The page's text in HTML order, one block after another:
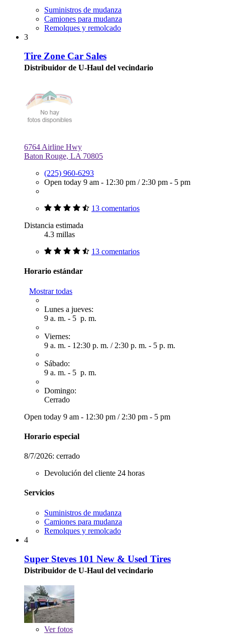
Suministros de mudanza
Camiones para mudanza
Remolques y remolcado
3
Tire Zone Car Sales
Distribuidor de U-Haul del vecindario
6764 Airline Hwy
Baton Rouge, LA 70805
(225) 960-6293
Open today 9 am - 12:30 pm / 2:30 pm - 5 pm
13 comentarios
Distancia estimada
4.3 millas
13 comentarios
Horario estándar
Mostrar todas
Lunes a jueves:
9 a. m. - 5 p. m.
Viernes:
9 a. m. - 12:30 p. m. / 2:30 p. m. - 5 p. m.
Sábado:
9 a. m. - 5 p. m.
Domingo:
Cerrado
Open today 9 am - 12:30 pm / 2:30 pm - 5 pm
Horario especial
8/7/2026: cerrado
Devolución del cliente 24 horas
Servicios
Suministros de mudanza
Camiones para mudanza
Remolques y remolcado
4
Super Steves 101 New & Used Tires
Distribuidor de U-Haul del vecindario
Verfotos